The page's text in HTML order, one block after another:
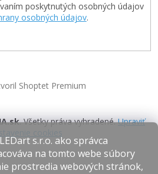
s.r.o. ako správca
na tomto webe súbory
prostredia webových stránok,
poskytnutých osobných údajov
osobných údajov.
Shoptet Premium
. Všetky práva vyhradené.Upraviť